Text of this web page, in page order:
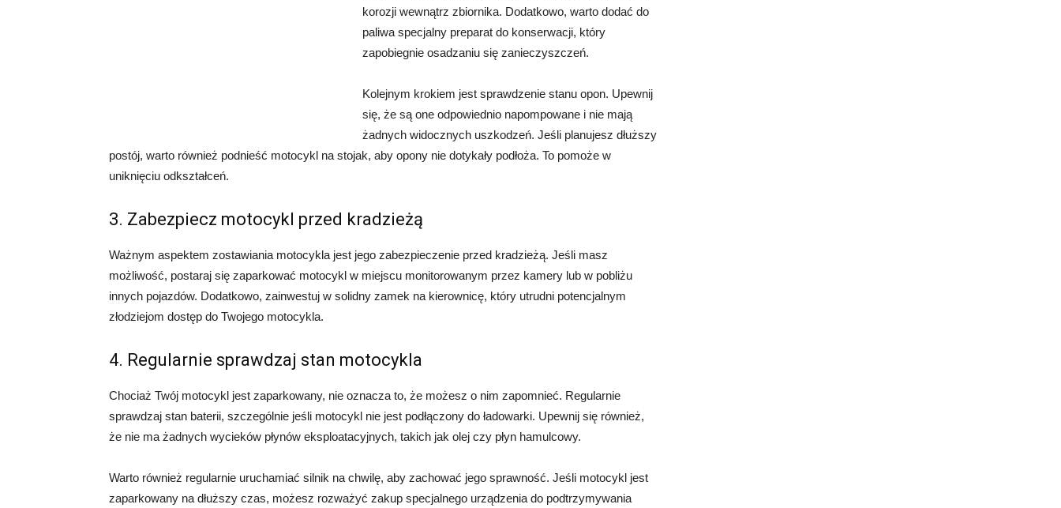
korozji wewnątrz zbiornika. Dodatkowo, warto dodać do
paliwa specjalny preparat do konserwacji, który
zapobiegnie osadzaniu się zanieczyszczeń.
Kolejnym krokiem jest sprawdzenie stanu opon. Upewnij
się, że są one odpowiednio napompowane i nie mają
żadnych widocznych uszkodzeń. Jeśli planujesz dłuższy
postój, warto również podnieść motocykl na stojak, aby opony nie dotykały podłoża. To pomoże w
uniknięciu odkształceń.
3. Zabezpiecz motocykl przed kradzieżą
Ważnym aspektem zostawiania motocykla jest jego zabezpieczenie przed kradzieżą. Jeśli masz
możliwość, postaraj się zaparkować motocykl w miejscu monitorowanym przez kamery lub w pobliżu
innych pojazdów. Dodatkowo, zainwestuj w solidny zamek na kierownicę, który utrudni potencjalnym
złodziejom dostęp do Twojego motocykla.
4. Regularnie sprawdzaj stan motocykla
Chociaż Twój motocykl jest zaparkowany, nie oznacza to, że możesz o nim zapomnieć. Regularnie
sprawdzaj stan baterii, szczególnie jeśli motocykl nie jest podłączony do ładowarki. Upewnij się również,
że nie ma żadnych wycieków płynów eksploatacyjnych, takich jak olej czy płyn hamulcowy.
Warto również regularnie uruchamiać silnik na chwilę, aby zachować jego sprawność. Jeśli motocykl jest
zaparkowany na dłuższy czas, możesz rozważyć zakup specjalnego urządzenia do podtrzymywania